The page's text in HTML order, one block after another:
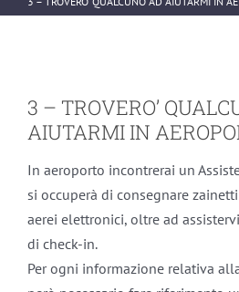
3 – TROVERO’
AIUTARMI IN
In aeroporto incontrerai un
si occuperà di consegnare
aerei elettronici, oltre ad
di check-in.
Per ogni informazione relativa